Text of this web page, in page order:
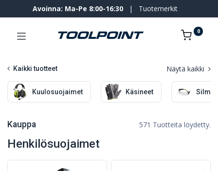
Avoinna: Ma-Pe 8:00-16:30 | Tuotemerkit
0
Kaikki tuotteet Näytä kaikki
Kuulosuojaimet Käsineet
Kauppa 571 Tuotteita löydetty.
Henkilösuojaimet